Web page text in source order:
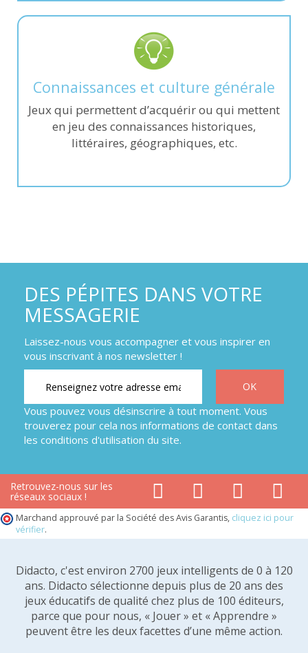
Connaissances et culture générale
Jeux qui permettent d’acquérir ou qui mettent
en jeu des connaissances historiques,
littéraires, géographiques, etc.
DES PÉPITES DANS VOTRE
MESSAGERIE
Laissez-nous vous accompagner et vous inspirer en
vous inscrivant à nos newsletter !
Vous pouvez vous désinscrire à tout moment. Vous
trouverez pour cela nos informations de contact dans
les conditions d'utilisation du site.
Retrouvez-nous sur les
réseaux sociaux !
Marchand approuvé par la Société des Avis Garantis, cliquez ici pour
vérifier.
Didacto, c'est environ 2700 jeux intelligents de 0 à 120
ans. Didacto sélectionne depuis plus de 20 ans des
jeux éducatifs de qualité chez plus de 100 éditeurs,
parce que pour nous, « Jouer » et « Apprendre »
peuvent être les deux facettes d’une même action.